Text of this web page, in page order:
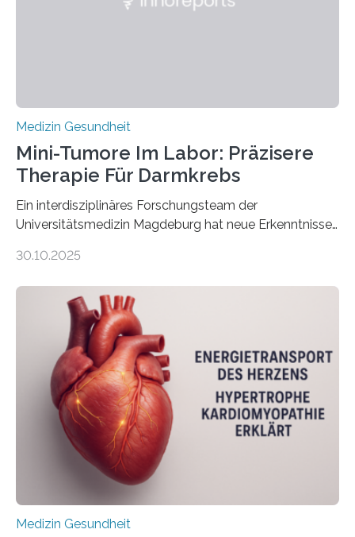
Medizin Gesundheit
Mini-Tumore Im Labor: Präzisere
Therapie Für Darmkrebs
Ein interdisziplinäres Forschungsteam der
Universitätsmedizin Magdeburg hat neue Erkenntnisse
behandelt werden kann. In ihrer aktuellen Studie,
Oncology, zeigen die Forschenden, dass Mini-Tumore
aus Gewebe von Patientinnen und Patienten –
sogenannte Organoide – genutzt werden können, um
vorab zu prüfen, welche Medikamente am besten
wirken. Dabei wurde ein Eiweiß identifiziert, das künftig
als Biomarker für die Wahl der passenden Therapie
dienen könnte. Darmkrebs zählt weltweit zu den
häufigsten Krebsarten und stellt…
30.10.2025
Medizin Gesundheit